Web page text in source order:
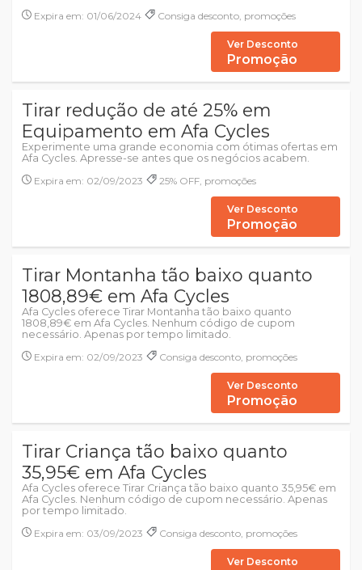
Expira em: 01/06/2024
Consiga desconto, promoções
Ver Desconto
Promoção
Tirar redução de até 25% em
Equipamento em Afa Cycles
Experimente uma grande economia com ótimas ofertas em
Afa Cycles. Apresse-se antes que os negócios acabem.
Expira em: 02/09/2023
25% OFF, promoções
Ver Desconto
Promoção
Tirar Montanha tão baixo quanto
1808,89€ em Afa Cycles
Afa Cycles oferece Tirar Montanha tão baixo quanto
1808,89€ em Afa Cycles. Nenhum código de cupom
necessário. Apenas por tempo limitado.
Expira em: 02/09/2023
Consiga desconto, promoções
Ver Desconto
Promoção
Tirar Criança tão baixo quanto
35,95€ em Afa Cycles
Afa Cycles oferece Tirar Criança tão baixo quanto 35,95€ em
Afa Cycles. Nenhum código de cupom necessário. Apenas
por tempo limitado.
Expira em: 03/09/2023
Consiga desconto, promoções
Ver Desconto